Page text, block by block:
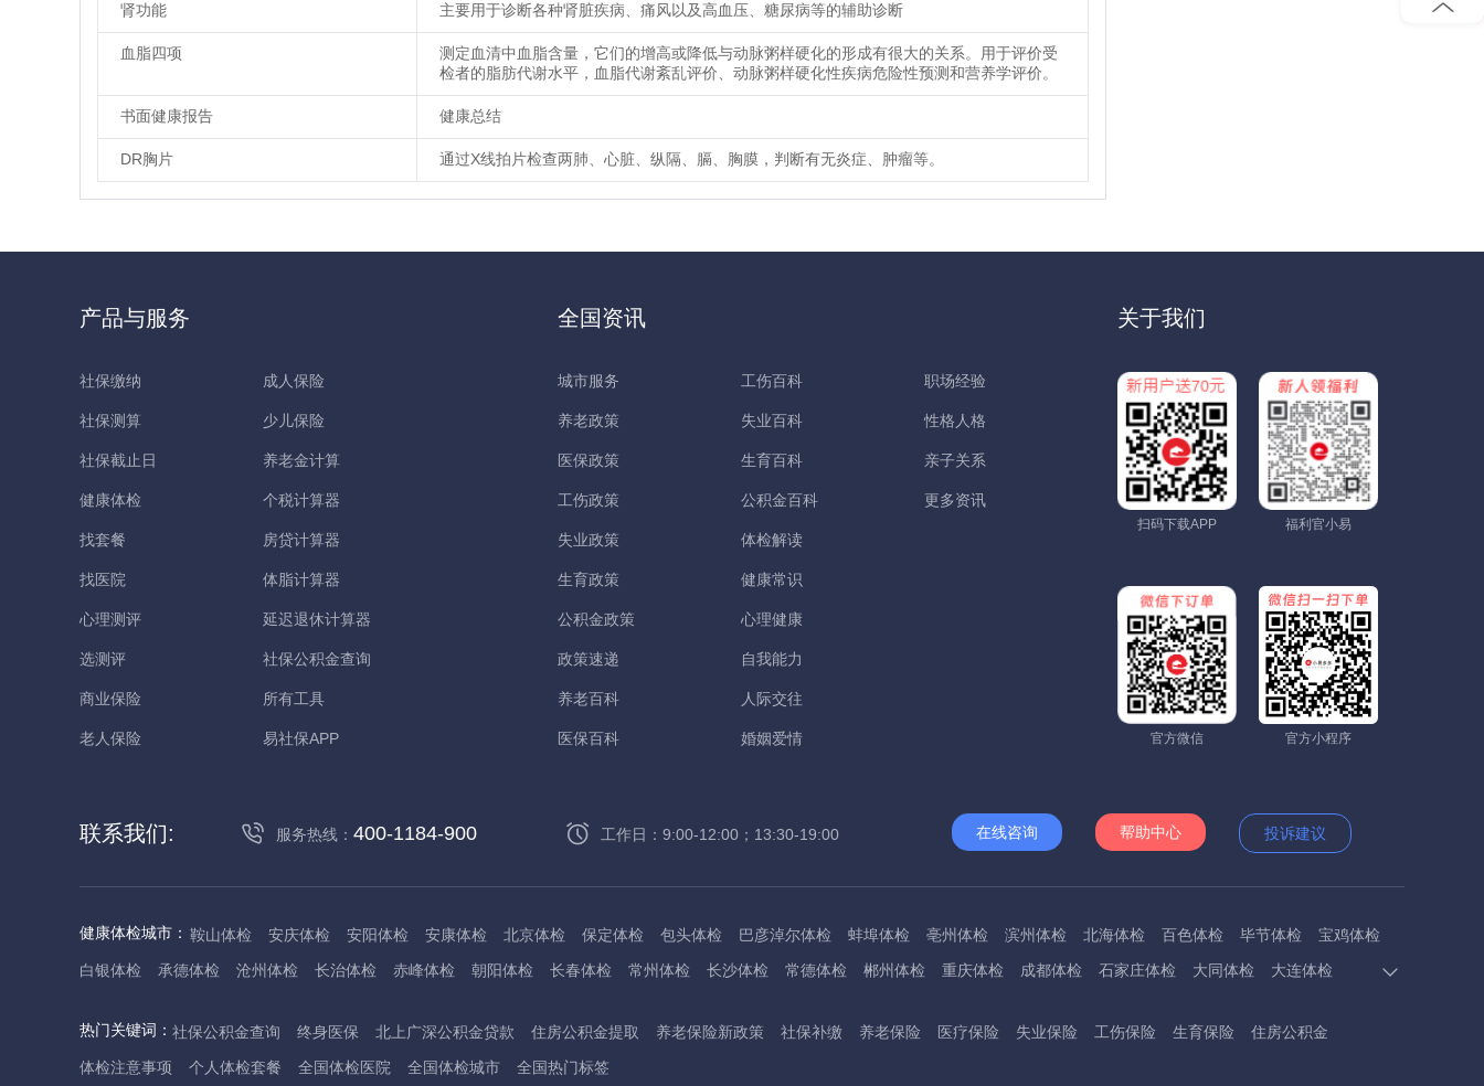
肾功能 主要用于诊断各种肾脏疾病、痛风以及高血压、糖尿病等的辅助诊断
血脂四项
测定血清中血脂含量，它们的增高或降低与动脉粥样硬化的形成有很大的关系。用于评价受
检者的脂肪代谢水平，血脂代谢紊乱评价、动脉粥样硬化性疾病危险性预测和营养学评价。
书面健康报告 健康总结
DR胸片 通过X线拍片检查两肺、心脏、纵隔、膈、胸膜，判断有无炎症、肿瘤等。
产品与服务
社保缴纳
社保测算
社保截止日
健康体检
找套餐
找医院
心理测评
选测评
商业保险
老人保险
成人保险
少儿保险
养老金计算
个税计算器
房贷计算器
体脂计算器
延迟退休计算器
社保公积金查询
所有工具
易社保APP
全国资讯
城市服务
养老政策
医保政策
工伤政策
失业政策
生育政策
公积金政策
政策速递
养老百科
医保百科
工伤百科
失业百科
生育百科
公积金百科
体检解读
健康常识
心理健康
自我能力
人际交往
婚姻爱情
职场经验
性格人格
亲子关系
更多资讯
关于我们
扫码下载APP 福利官小易
官方微信 官方小程序
联系我们: 服务热线： 400-1184-900 工作日：9:00-12:00；13:30-19:00 在线咨询 帮助中心 投诉建议
健康体检城市： 鞍山体检 安庆体检 安阳体检 安康体检 北京体检 保定体检 包头体检 巴彦淖尔体检 蚌埠体检 亳州体检 滨州体检 北海体检 百色体检 毕节体检
宝鸡体检
白银体检
承德体检 沧州体检 长治体检 赤峰体检 朝阳体检 长春体检 常州体检 长沙体检 常德体检 郴州体检 重庆体检 成都体检 石家庄体检 大同体检
大连体检
抚州体检
佛山体检 防城港体检 赣州体检 广州体检 桂林体检 贵港体检 广元体检 贵阳体检 红河体检 邯郸体检 衡水体检 呼和浩特体检 呼伦贝尔体检
葫芦岛体检
哈尔滨体检
淮安体检 杭州体检 湖州体检 合肥体检 淮南体检 淮北体检
热门关键词： 社保公积金查询 终身医保 北上广深公积金贷款 住房公积金提取 养老保险新政策 社保补缴 养老保险 医疗保险 失业保险 工伤保险 生育保险
住房公积金
体检注意事项
个人体检套餐 全国体检医院 全国体检城市 全国热门标签